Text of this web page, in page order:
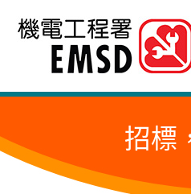
跳
內
的
招標